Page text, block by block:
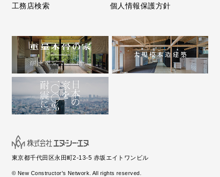
工務店検索 個人情報保護方針
東京都千代田区永田町2-13-5 赤坂エイトワンビル
© New Constructor's Network. All rights reserved.